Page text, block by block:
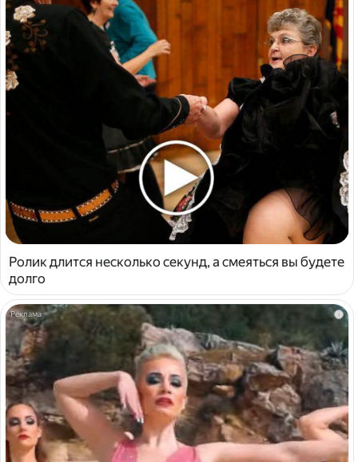
Ролик длится несколько секунд, а смеяться вы будете
долго
i